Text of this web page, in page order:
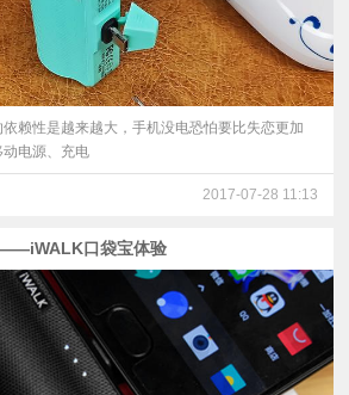
赖性是越来越大，手机没电恐怕要比失恋更加
电源、充电
2017-07-28 11:13
口袋宝体验